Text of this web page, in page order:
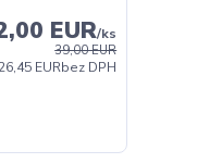
39,00 EUR
EUR/ks
26,45 EURbez DPH